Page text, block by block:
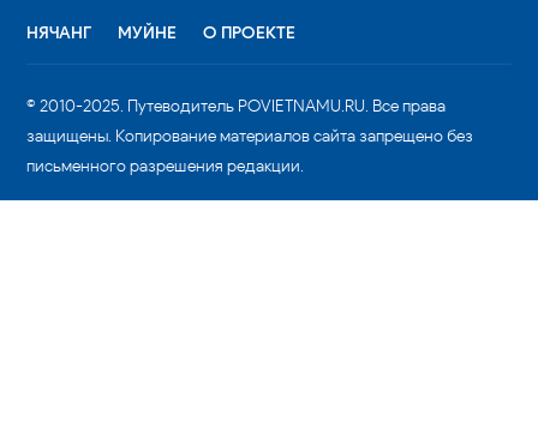
НЯЧАНГ МУЙНЕ О ПРОЕКТЕ
© 2010-2025. Путеводитель POVIETNAMU.RU. Все права
защищены. Копирование материалов сайта запрещено без
письменного разрешения редакции.